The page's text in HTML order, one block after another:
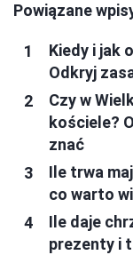
Powiązane
Kiedy i jak
Odkryj
Czy w
kościele?
znać
Ile trwa
co warto
Ile daje
prezenty i